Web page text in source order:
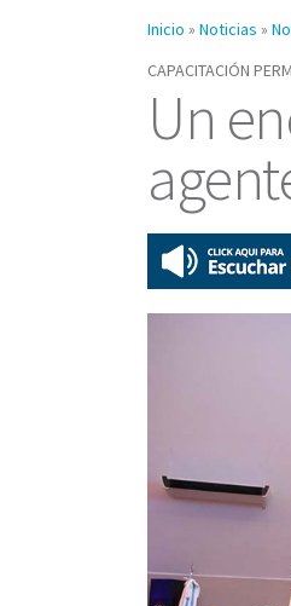
Inicio » Noticias »
CAPACITACIÓN
Un